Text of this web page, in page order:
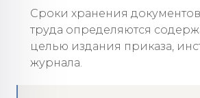
Сроки хранения
труда определяются
целью издания приказа,
журнала.